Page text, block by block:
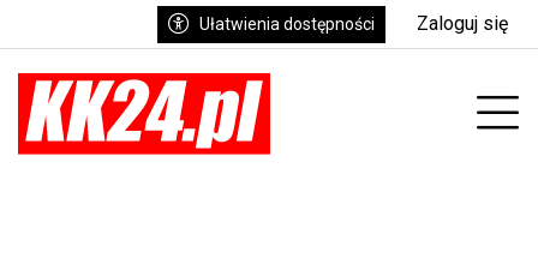
Ułatwienia dostępności Zaloguj się